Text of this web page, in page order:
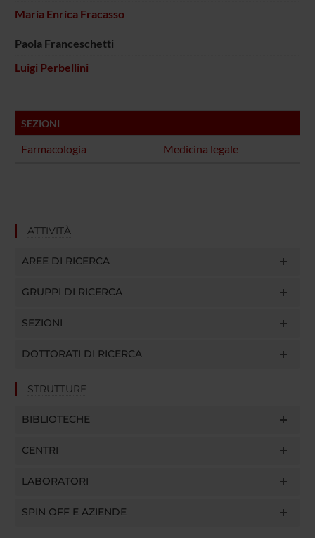
Maria Enrica Fracasso
Paola Franceschetti
Luigi Perbellini
SEZIONI
Farmacologia Medicina legale
ATTIVITÀ
AREE DI RICERCA
GRUPPI DI RICERCA
SEZIONI
DOTTORATI DI RICERCA
STRUTTURE
BIBLIOTECHE
CENTRI
LABORATORI
SPIN OFF E AZIENDE